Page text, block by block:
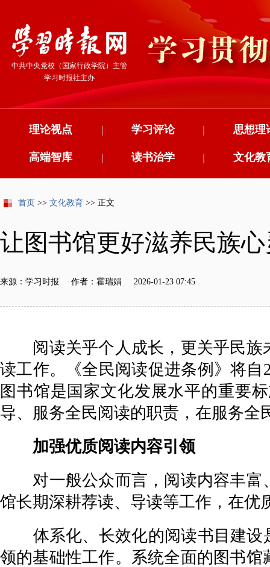
中共中央党校（国家行政学院）主管
学习时报社主办
理论视点 学习评论
| 思想理
|
高端智库 读书治学
| 文化教
|
首页 >> 文化教育 >> 正文
让图书馆更好滋养民族
来源：学习时报 作者：霍瑞娟 2026-01-23 07:45
阅读关乎个人成长，更关乎民族
读工作。《全民阅读促进条例》将自
图书馆是国家文化发展水平的重要
导、服务全民阅读的职责，在服务全
加强优质阅读内容引领
对一般公众而言，阅读内容丰富
馆长期深耕荐读、导读等工作，在优
体系化、长效化的阅读书目建设
领的基础性工作。系统全面的图书